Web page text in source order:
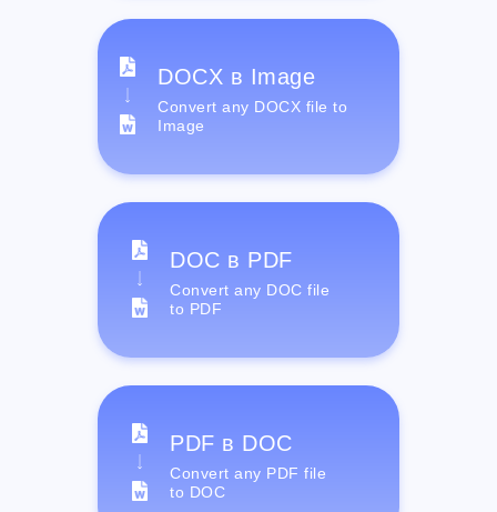
DOCX в Image
Convert any DOCX file to
Image
DOC в PDF
Convert any DOC file
to PDF
PDF в DOC
Convert any PDF file
to DOC